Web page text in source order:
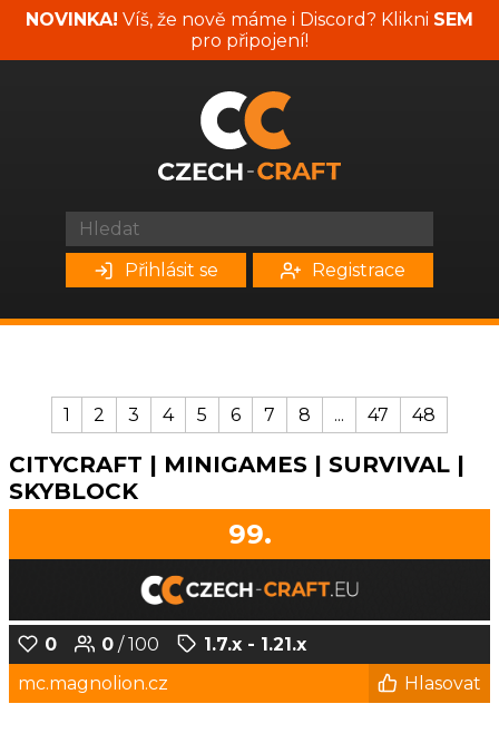
NOVINKA! Víš, že nově máme i Discord? Klikni SEM
pro připojení!
Přihlásit se Registrace
1 2 3 4 5 6 7 8 ... 47 48
CITYCRAFT | MINIGAMES | SURVIVAL |
SKYBLOCK
99.
0 0 / 100
1.7.x - 1.21.x
mc.magnolion.cz
Hlasovat